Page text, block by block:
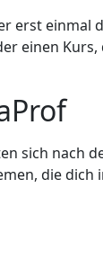
erst einmal
einen
sich nach
die